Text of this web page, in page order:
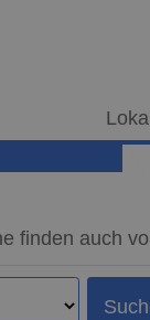
finden auch